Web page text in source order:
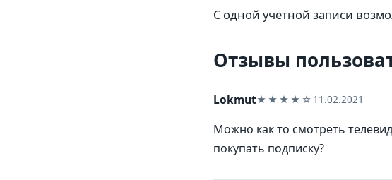
С одной учётной записи
Отзывы
Lokmut★★★★☆ 11.02.2021
Можно как то смотреть
покупать подписку?